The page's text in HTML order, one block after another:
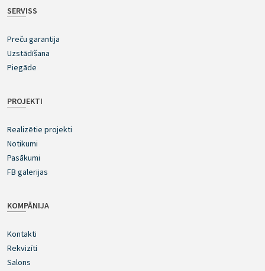
SERVISS
Preču garantija
Uzstādīšana
Piegāde
PROJEKTI
Realizētie projekti
Notikumi
Pasākumi
FB galerijas
KOMPĀNIJA
Kontakti
Rekvizīti
Salons